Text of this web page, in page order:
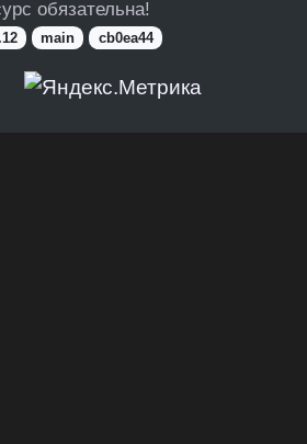
обязательна!
main cb0ea44